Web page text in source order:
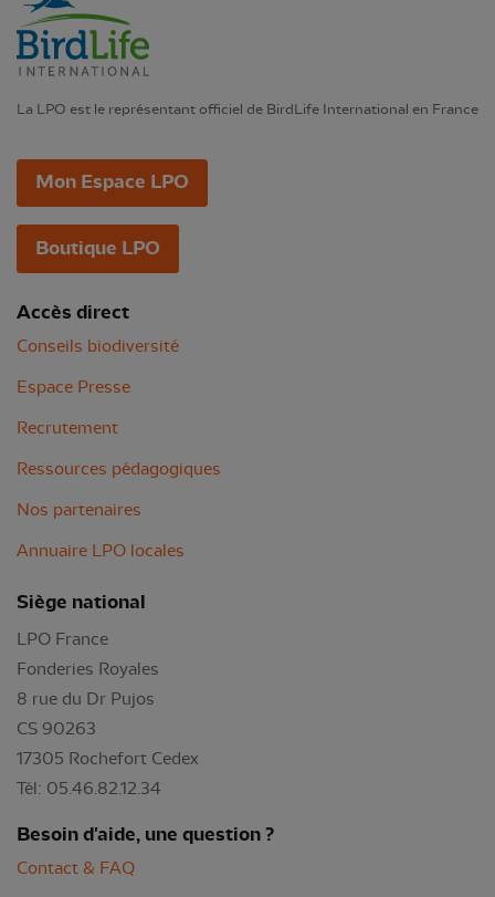
La LPO est le représentant officiel de BirdLife International en France
Mon Espace LPO
Boutique LPO
Accès direct
Conseils biodiversité
Espace Presse
Recrutement
Ressources pédagogiques
Nos partenaires
Annuaire LPO locales
Siège national
LPO France
Fonderies Royales
8 rue du Dr Pujos
CS 90263
17305 Rochefort Cedex
Tél: 05.46.82.12.34
Besoin d'aide, une question ?
Contact & FAQ